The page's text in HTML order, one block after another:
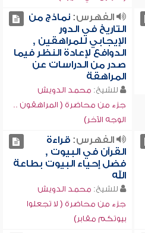
الفهرس:نماذج من
التاريخ في الدور
الإيجابي للمراهقين ,
الدوافع لإعادة النظر فيما
صدر من الدراسات عن
المراهقة
للشيخ: محمد الدويش
جزء من محاضرة ( المراهقون ..
الوجه الآخر)
الفهرس:قراءة
القرآن في البيوت ,
فضل إحياء البيوت بطاعة
الله
للشيخ: محمد الدويش
جزء من محاضرة ( لا تجعلوا
بيوتكم مقابر)